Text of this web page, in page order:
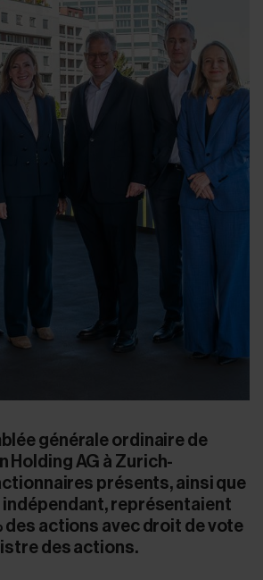
générale ordinaire de
Holding AG à Zurich-
présents, ainsi que
représentaient
des actions avec droit de vote
des actions.